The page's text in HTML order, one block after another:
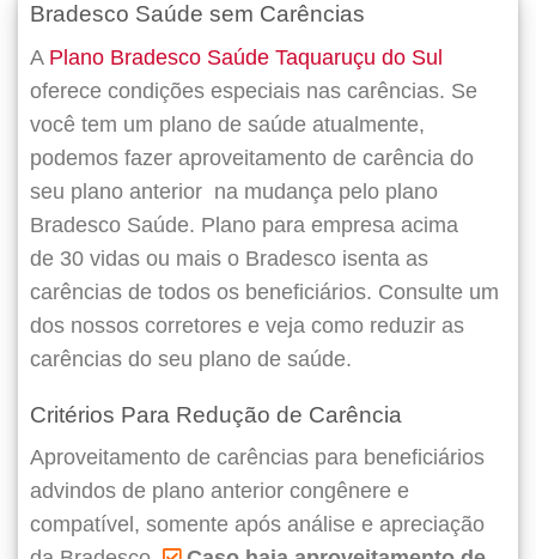
Bradesco Saúde sem Carências
A Plano Bradesco Saúde Taquaruçu do Sul
oferece condições especiais nas carências. Se
você tem um plano de saúde atualmente,
podemos fazer aproveitamento de carência do
seu plano anterior na mudança pelo plano
Bradesco Saúde. Plano para empresa acima
de 30 vidas ou mais o Bradesco isenta as
carências de todos os beneficiários. Consulte um
dos nossos corretores e veja como reduzir as
carências do seu plano de saúde.
Critérios Para Redução de Carência
Aproveitamento de carências para beneficiários
advindos de plano anterior congênere e
compatível, somente após análise e apreciação